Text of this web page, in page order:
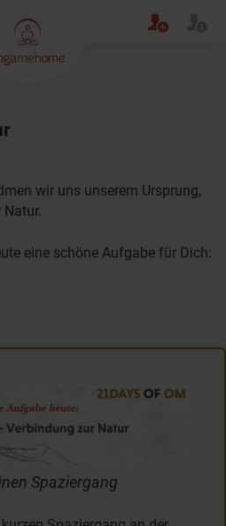
wir uns unserem Ursprung,
eine schöne Aufgabe für Dich:
Spaziergang